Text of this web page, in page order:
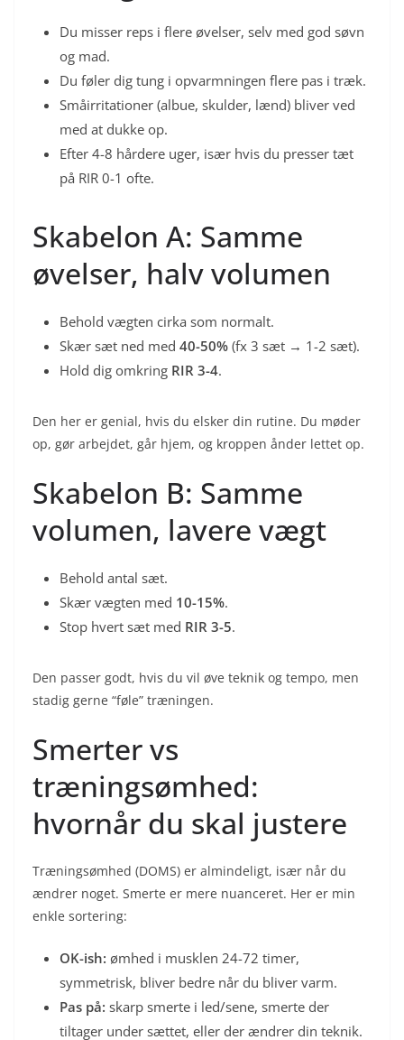
Du misser reps i flere øvelser, selv med god søvn
og mad.
Du føler dig tung i opvarmningen flere pas i træk.
Småirritationer (albue, skulder, lænd) bliver ved
med at dukke op.
Efter 4-8 hårdere uger, især hvis du presser tæt
på RIR 0-1 ofte.
Skabelon A: Samme
øvelser, halv volumen
Behold vægten cirka som normalt.
Skær sæt ned med 40-50% (fx 3 sæt → 1-2 sæt).
Hold dig omkring RIR 3-4.
Den her er genial, hvis du elsker din rutine. Du møder
op, gør arbejdet, går hjem, og kroppen ånder lettet op.
Skabelon B: Samme
volumen, lavere vægt
Behold antal sæt.
Skær vægten med 10-15%.
Stop hvert sæt med RIR 3-5.
Den passer godt, hvis du vil øve teknik og tempo, men
stadig gerne “føle” træningen.
Smerter vs
træningsømhed:
hvornår du skal justere
Træningsømhed (DOMS) er almindeligt, især når du
ændrer noget. Smerte er mere nuanceret. Her er min
enkle sortering:
OK-ish: ømhed i musklen 24-72 timer,
symmetrisk, bliver bedre når du bliver varm.
Pas på: skarp smerte i led/sene, smerte der
tiltager under sættet, eller der ændrer din teknik.